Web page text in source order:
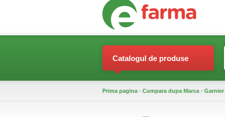
Catalogul de produse
Prima pagina - Cumpara dupa Marca - Garnier